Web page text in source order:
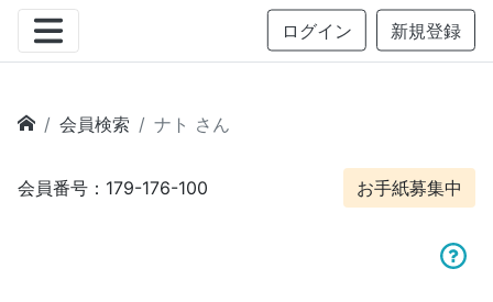
ログイン 新規登録
会員検索 ナト さん
会員番号：179-176-100 お手紙募集中